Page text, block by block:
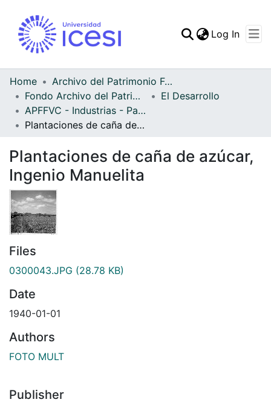
Statistics
Log In
Home
Archivo del Patrimonio Fotográfico y Fílmico del Valle del Cauca
Fondo Archivo del Patrimonio Fotográfico y Fílmico del Valle del Cauca
El Desarrollo
APFFVC - Industrias - Patrimonial
Plantaciones de caña de azúcar, Ingenio Manuelita
Plantaciones de caña de azúcar,
Ingenio Manuelita
Files
0300043.JPG (28.78 KB)
Date
1940-01-01
Authors
FOTO MULT
Publisher